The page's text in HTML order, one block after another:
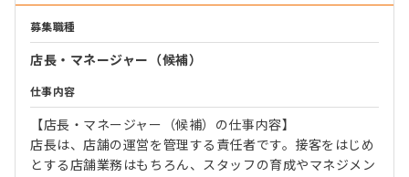
募集職種
店長・マネージャー（候補）
仕事内容
【店長・マネージャー（候補）の仕事内容】
店長は、店舗の運営を管理する責任者です。接客をはじめ
とする店舗業務はもちろん、スタッフの育成やマネジメン